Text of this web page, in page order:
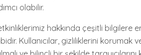
olabilir.
hakkında çeşitli bilgilere
Kullanıcılar, gizliliklerini korumak